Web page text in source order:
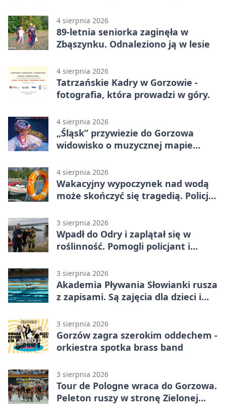
4 sierpnia 2026
89-letnia seniorka zaginęła w
Zbąszynku. Odnaleziono ją w lesie
4 sierpnia 2026
Tatrzańskie Kadry w Gorzowie -
fotografia, która prowadzi w góry.
4 sierpnia 2026
„Śląsk” przywiezie do Gorzowa
widowisko o muzycznej mapie
4 sierpnia 2026
Wakacyjny wypoczynek nad wodą
może skończyć się tragedią. Policja
3 sierpnia 2026
Wpadł do Odry i zaplątał się w
roślinność. Pomogli policjant i
3 sierpnia 2026
Akademia Pływania Słowianki rusza
z zapisami. Są zajęcia dla dzieci i
3 sierpnia 2026
Gorzów zagra szerokim oddechem -
orkiestra spotka brass band
3 sierpnia 2026
Tour de Pologne wraca do Gorzowa.
Peleton ruszy w stronę Zielonej